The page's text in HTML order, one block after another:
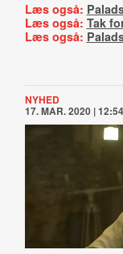
Læs også:
Læs også: Tak
Læs også:
NYHED
17. MAR. 2020 | 12:54